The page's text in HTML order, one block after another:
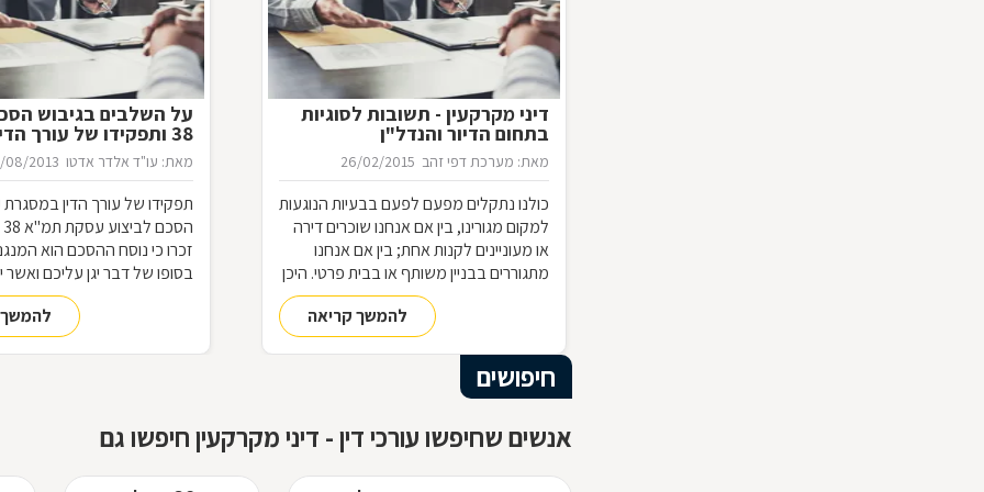
דיני מקרקעין - תשובות לסוגיות
בתחום הדיור והנדל"ן
מאת: מערכת דפי זהב 26/02/2015
כולנו נתקלים מפעם לפעם בבעיות הנוגעות
למקום מגורינו, בין אם אנחנו שוכרים דירה
או מעוניינים לקנות אחת; בין אם אנחנו
מתגוררים בבניין משותף או בבית פרטי. היכן
מסתיימות זכויותינו ביחס לשכנינו? מה אומר
החוק בקשר לחריגות בנייה? האם בניית
ממ"ד מחייבת את כל הדיירים וכו'. כדי לקבל
מקרקעין, ואשר נענו ע"י עו"ד אילן קרייטר
להמשך קריאה
על השלבים בגיבוש
38 ותפקידו של עורך הדין
מאת: עו"ד אלדר אדטו 08/2013
תפקידו של עורך הדין
זכרו כי נוסח ההסכם הוא
בסופו של דבר יגן עליכם ואשר
הקבלן בביצוע העבודות
חיזוק המבנה, בהתאם
ואשר ישמור עליכם אם חלילה
חיפושים
אנשים שחיפשו עורכי דין - דיני מקרקעין חיפשו גם